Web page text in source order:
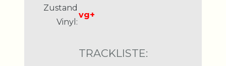
Zustand
Vinyl:
vg+
TRACKLISTE: